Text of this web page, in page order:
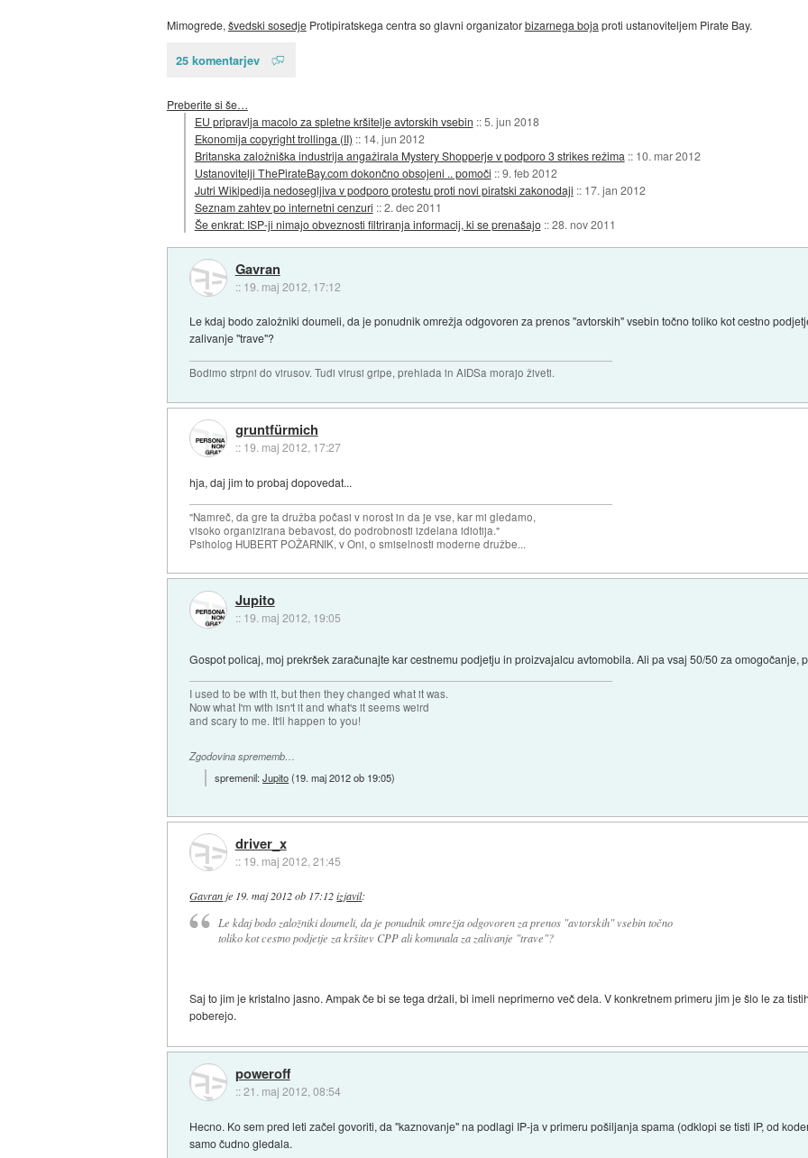
Mimogrede, švedski sosedjeProtipiratskega centra so glavni organizatorbizarnega boja proti ustanoviteljem Pirate Bay.
25 komentarjev
Preberite si še…
EU pripravlja macolo za spletne kršitelje avtorskih vsebin ::5. jun 2018
Ekonomija copyright trollinga (II) :: 14. jun 2012
Britanska založniška industrija angažirala Mystery Shopperje v podporo 3 strikes režima :: 10. mar 2012
Ustanovitelji ThePirateBay.com dokončno obsojeni .. pomoči ::9. feb 2012
Jutri Wikipedija nedosegljiva v podporo protestu proti novi piratski zakonodaji :: 17. jan 2012
Seznam zahtev po internetni cenzuri ::2. dec 2011
Še enkrat: ISP-ji nimajo obveznosti filtriranja informacij, ki se prenašajo ::28. nov 2011
Gavran
:: 19. maj 2012, 17:12
Le kdaj bodo založniki doumeli, da je ponudnik omrežja odgovoren za prenos "avtorskih" vsebin točno toliko kot cestno
zalivanje "trave"?
Bodimo strpni do virusov. Tudi virusi gripe, prehlada in AIDSa morajo živeti.
gruntfürmich
:: 19. maj 2012, 17:27
hja, daj jim to probaj dopovedat...
"Namreč, da gre ta družba počasi v norost in da je vse, kar mi gledamo,
visoko organizirana bebavost, do podrobnosti izdelana idiotija."
Psiholog HUBERT POŽARNIK, v Oni, o smiselnosti moderne družbe...
Jupito
:: 19. maj 2012, 19:05
Gospot policaj, moj prekršek zaračunajte kar cestnemu podjetju in proizvajalcu avtomobila. Ali pa vsaj 50/50 za omogočanje,
I used to be with it, but then they changed what it was.
Now what I'm with isn't it and what's it seems weird
and scary to me. It'll happen to you!
Zgodovina sprememb…
spremenil:Jupito(19. maj 2012 ob 19:05)
driver_x
:: 19. maj 2012, 21:45
Gavran je 19. maj 2012 ob 17:12 izjavil:
Le kdaj bodo založniki doumeli, da je ponudnik omrežja odgovoren za prenos "avtorskih" vsebin točno
toliko kot cestno podjetje za kršitev CPP ali komunala za zalivanje "trave"?
Saj to jim je kristalno jasno. Ampak če bi se tega držali, bi imeli neprimerno več dela. V konkretnem primeru jim je šlo le za
poberejo.
poweroff
::21. maj 2012, 08:54
Hecno. Ko sem pred leti začel govoriti, da "kaznovanje" na podlagi IP-ja v primeru pošiljanja spama (odklopi se tisti IP, od
samo čudno gledala.